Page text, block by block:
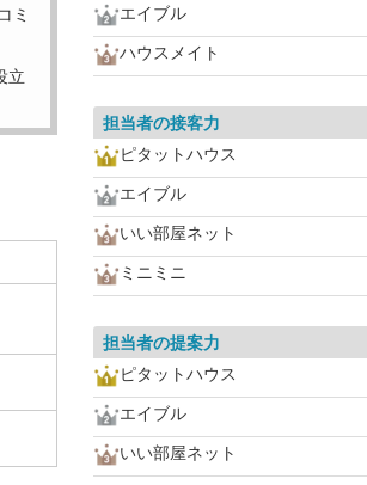
ミ
立
エイブル
ハウスメイト
担当者の接客力
ピタットハウス
エイブル
いい部屋ネット
ミニミニ
担当者の提案力
ピタットハウス
エイブル
いい部屋ネット